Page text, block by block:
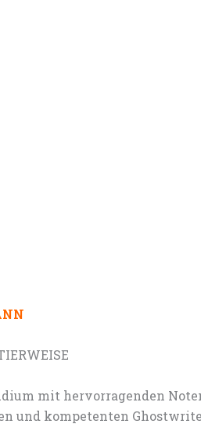
mit hervorragenden
und kompetenten